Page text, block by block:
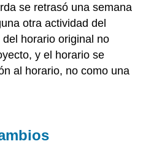
se retrasó una semana
otra actividad del
horario original no
y el horario se
al horario, no como una